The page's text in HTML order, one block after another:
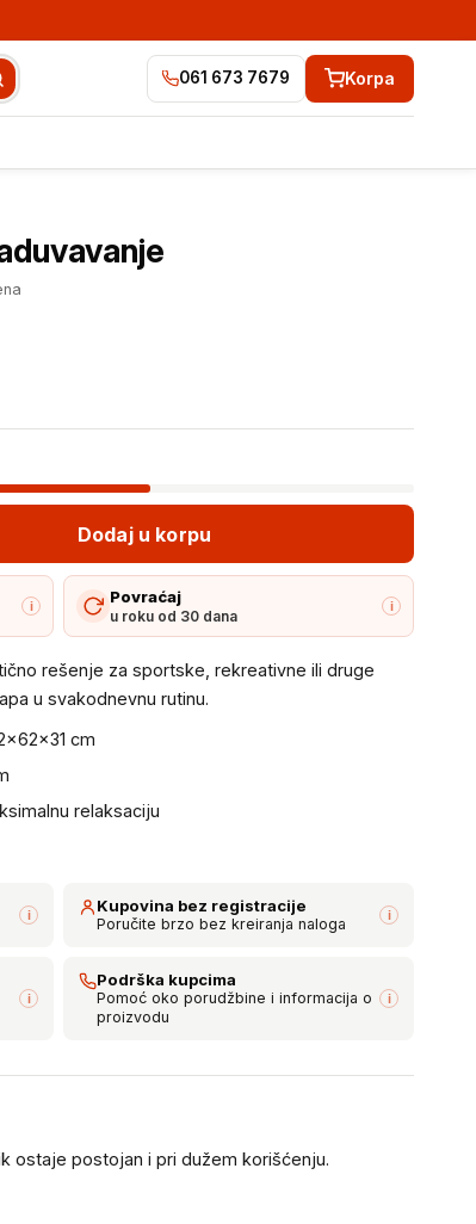
061 673 7679 Korpa
Dodaj u korpu
i
Povraćaj
u roku od 30 dana
i
rešenje za sportske, rekreativne ili druge
u svakodnevnu rutinu.
cm
relaksaciju
i Kupovina bez registracije
Poručite brzo bez kreiranja naloga i
i
Podrška kupcima
Pomoć oko porudžbine i informacija o
proizvodu
i
3.957 RSD Dodaj u korpu
ostaje postojan i pri dužem korišćenju.